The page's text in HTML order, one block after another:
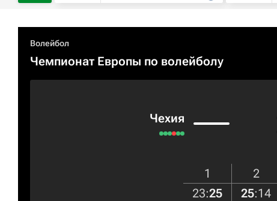
Волейбол
Чемпионат Европы по волейболу
Чехия
1 2
23:25 25:14